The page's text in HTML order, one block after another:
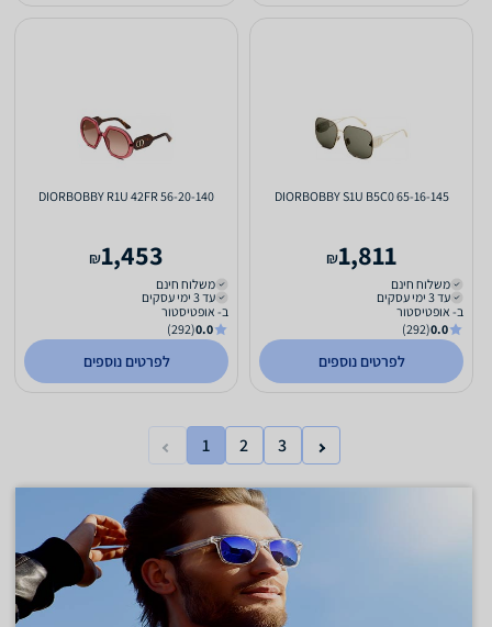
DIORBOBBY S1U B5C0 65-16-145
1,811
₪
משלוח חינם
עד 3 ימי עסקים
ב- אופטיסטור
0.0
(292)
לפרטים נוספים
DIORBOBBY R1U 42FR 56-20-140
1,453
₪
משלוח חינם
עד 3 ימי עסקים
ב- אופטיסטור
0.0
(292)
לפרטים נוספים
1 2 3